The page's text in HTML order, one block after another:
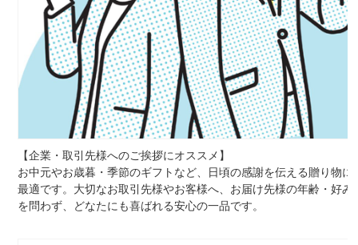
【企業・取引先様へのご挨拶にオススメ】
お中元やお歳暮・季節のギフトなど、日頃の感謝を伝える贈り物に
最適です。大切なお取引先様やお客様へ、お届け先様の年齢・好み
を問わず、どなたにも喜ばれる安心の一品です。